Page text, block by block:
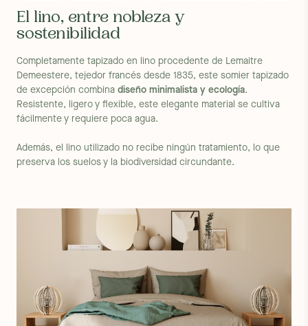
El lino, entre nobleza y
sostenibilidad
Completamente tapizado en lino procedente de Lemaitre
Demeestere, tejedor francés desde 1835, este somier tapizado
de excepción combina diseño minimalista y ecología.
Resistente, ligero y flexible, este elegante material se cultiva
fácilmente y requiere poca agua.
Además, el lino utilizado no recibe ningún tratamiento, lo que
preserva los suelos y la biodiversidad circundante.